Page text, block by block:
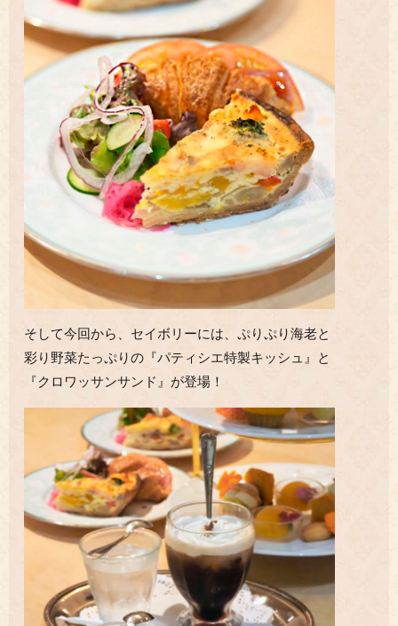
そして今回から、セイボリーには、ぷりぷり海老と
彩り野菜たっぷりの『パティシエ特製キッシュ』と
『クロワッサンサンド』が登場！